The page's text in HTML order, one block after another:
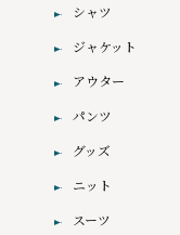
シャツ
ジャケット
アウター
パンツ
グッズ
ニット
スーツ